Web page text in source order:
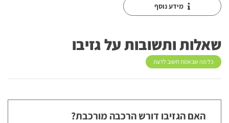
מידע נוסף
שאלות ותשובות על גזיבו
כל מה שבאמת חשוב לדעת
האם הגזיבו דורש הרכבה מורכבת?